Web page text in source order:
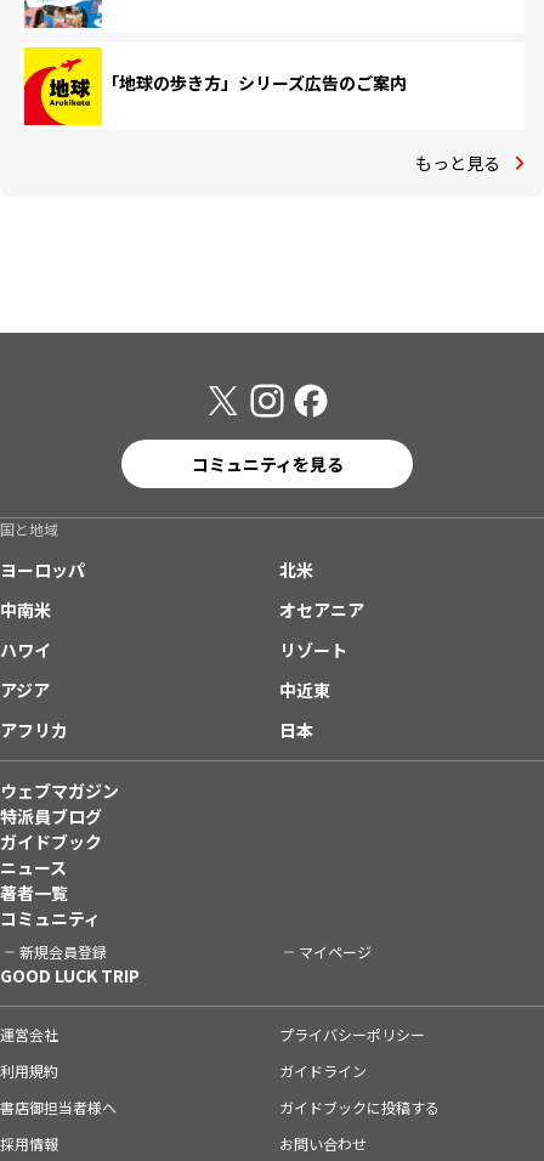
「地球の歩き方」シリーズ広告のご案内
もっと見る
コミュニティを見る
国と地域
ヨーロッパ
北米
中南米
オセアニア
ハワイ
リゾート
アジア
中近東
アフリカ
日本
ウェブマガジン
特派員ブログ
ガイドブック
ニュース
著者一覧
コミュニティ
新規会員登録 マイページ
GOOD LUCK TRIP
運営会社
プライバシーポリシー
利用規約
ガイドライン
書店御担当者様へ
ガイドブックに投稿する
採用情報
お問い合わせ